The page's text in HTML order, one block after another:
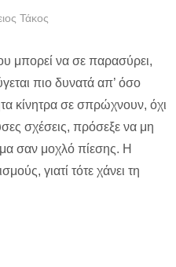
Τάκος
μπορεί να σε παρασύρει,
πιο δυνατά απ’ όσο
κίνητρα σε σπρώχνουν, όχι
σχέσεις, πρόσεξε να μη
σαν μοχλό πίεσης. Η
γιατί τότε χάνει τη